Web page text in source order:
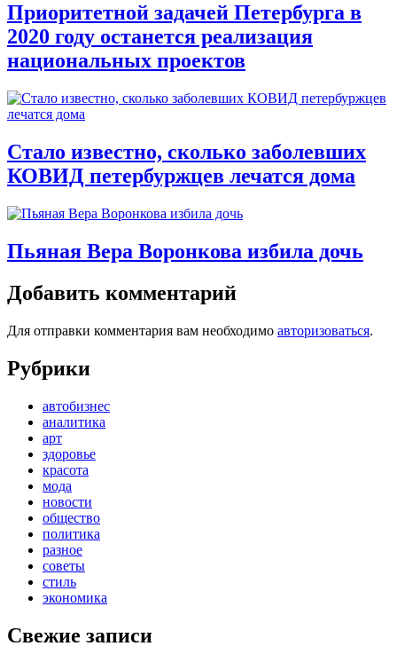
Приоритетной задачей Петербурга в
2020 году останется реализация
национальных проектов
Стало известно, сколько заболевших
КОВИД петербуржцев лечатся дома
Пьяная Вера Воронкова избила дочь
Добавить комментарий
Для отправки комментария вам необходимо авторизоваться.
Рубрики
автобизнес
аналитика
арт
здоровье
красота
мода
новости
общество
политика
разное
советы
стиль
экономика
Свежие записи